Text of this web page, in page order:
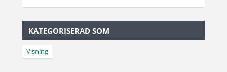
KATEGORISERAD SOM
Visning